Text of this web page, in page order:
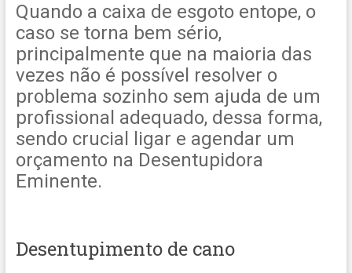
Quando a caixa de esgoto entope, o
caso se torna bem sério,
principalmente que na maioria das
vezes não é possível resolver o
problema sozinho sem ajuda de um
profissional adequado, dessa forma,
sendo crucial ligar e agendar um
orçamento na Desentupidora
Eminente.
Desentupimento de cano